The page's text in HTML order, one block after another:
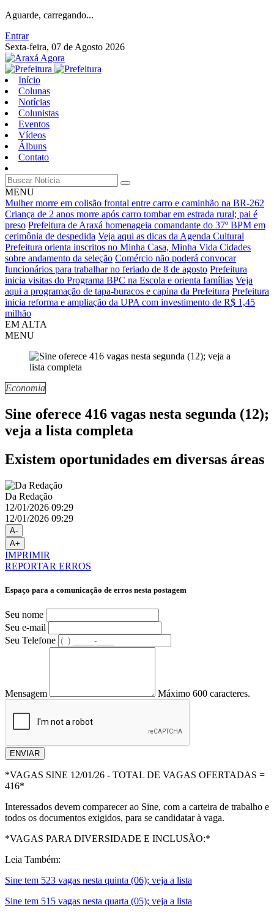
Aguarde, carregando...
Entrar
Sexta-feira, 07 de Agosto 2026
Início
Colunas
Notícias
Colunistas
Eventos
Vídeos
Álbuns
Contato
MENU
Mulher morre em colisão frontal entre carro e caminhão na BR-262
Criança de 2 anos morre após carro tombar em estrada rural; pai é
preso Prefeitura de Araxá homenageia comandante do 37º BPM em
cerimônia de despedida Veja aqui as dicas da Agenda Cultural
Prefeitura orienta inscritos no Minha Casa, Minha Vida Cidades
sobre andamento da seleção Comércio não poderá convocar
funcionários para trabalhar no feriado de 8 de agosto Prefeitura
inicia visitas do Programa BPC na Escola e orienta famílias Veja
aqui a programação de tapa-buracos e capina da Prefeitura Prefeitura
inicia reforma e ampliação da UPA com investimento de R$ 1,45
milhão
EM ALTA
MENU
Economia
Sine oferece 416 vagas nesta segunda (12);
veja a lista completa
Existem oportunidades em diversas áreas
Da Redação
12/01/2026 09:29
12/01/2026 09:29
A-
A+
IMPRIMIR
REPORTAR ERROS
Espaço para a comunicação de erros nesta postagem
Seu nome
Seu e-mail
Seu Telefone
Mensagem Máximo 600 caracteres.
ENVIAR
*VAGAS SINE 12/01/26 - TOTAL DE VAGAS OFERTADAS =
416*
Interessados devem comparecer ao Sine, com a carteira de trabalho e
todos os documentos exigidos, para se candidatar à vaga.
*VAGAS PARA DIVERSIDADE E INCLUSÃO:*
Leia Também:
Sine tem 523 vagas nesta quinta (06); veja a lista
Sine tem 515 vagas nesta quarta (05); veja a lista